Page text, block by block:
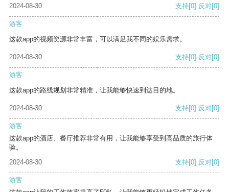
2024-08-30 支持[0] 反对[0]
游客
这款app的视频资源非常丰富，可以满足我不同的娱乐需求。
2024-08-30 支持[0] 反对[0]
游客
这款app的路线规划非常精准，让我能够快速到达目的地。
2024-08-30 支持[0] 反对[0]
游客
这款app的酒店、餐厅推荐非常有用，让我能够享受到高品质的旅行体
验。
2024-08-30
支持[0] 反对[0]
游客